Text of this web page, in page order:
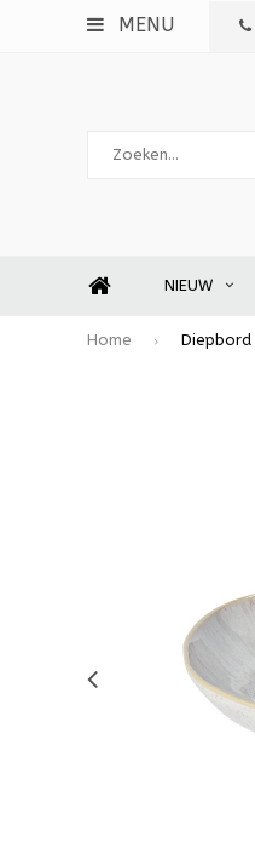
MENU
NIEUW
Home Diepbord